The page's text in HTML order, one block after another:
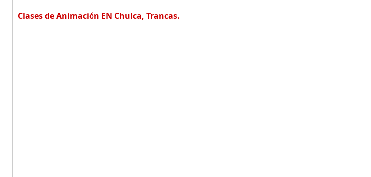
Clases de Animación EN Chulca, Trancas.